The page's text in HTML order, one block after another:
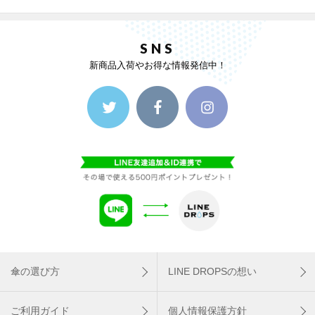
SNS
新商品入荷やお得な情報発信中！
傘の選び方 LINE DROPSの想い
ご利用ガイド 個人情報保護方針